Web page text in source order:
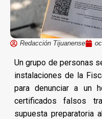
Redacción Tijuanense
Un grupo de personas
instalaciones de la
para denunciar a un
certificados falsos
supuesta preparatoria